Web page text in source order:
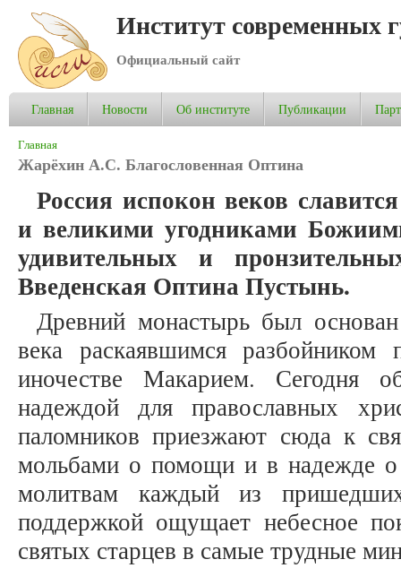
Институт современных
Официальный сайт
Главная Новости Об институте Публикации
Вы здесь
Главная
Жарёхин А.С. Благословенная Оптина
Россия испокон веков
и великими угодниками
удивительных и
Введенская Оптина Пустынь.
Древний монастырь был
века раскаявшимся
иночестве Макарием. Сегодня
надеждой для православных
паломников приезжают сюда к
мольбами о помощи и в надежде
молитвам каждый из
поддержкой ощущает небесное
святых старцев в самые трудные